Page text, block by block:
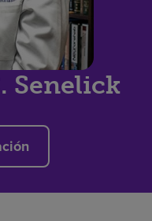
Senelick